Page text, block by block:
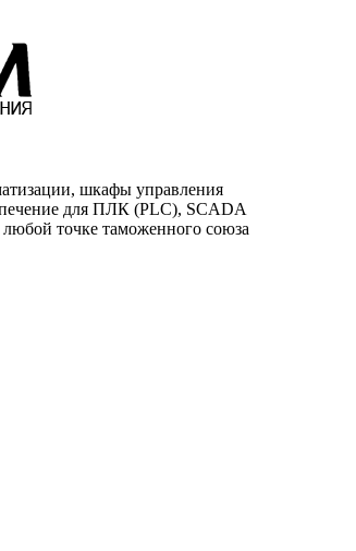
шкафы управления
для ПЛК (PLC), SCADA
любой точке таможенного союза